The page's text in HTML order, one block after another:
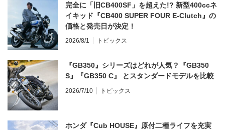
完全に「旧CB400SF」を超えた!? 新型400ccネ
イキッド『CB400 SUPER FOUR E-Clutch』の
価格と発売日が決定！
2026/8/1 トピックス
『GB350』シリーズはどれが人気？『GB350
S』『GB350 C』 とスタンダードモデルを比較
2026/7/10 トピックス
ホンダ『Cub HOUSE』原付二種ライフを充実